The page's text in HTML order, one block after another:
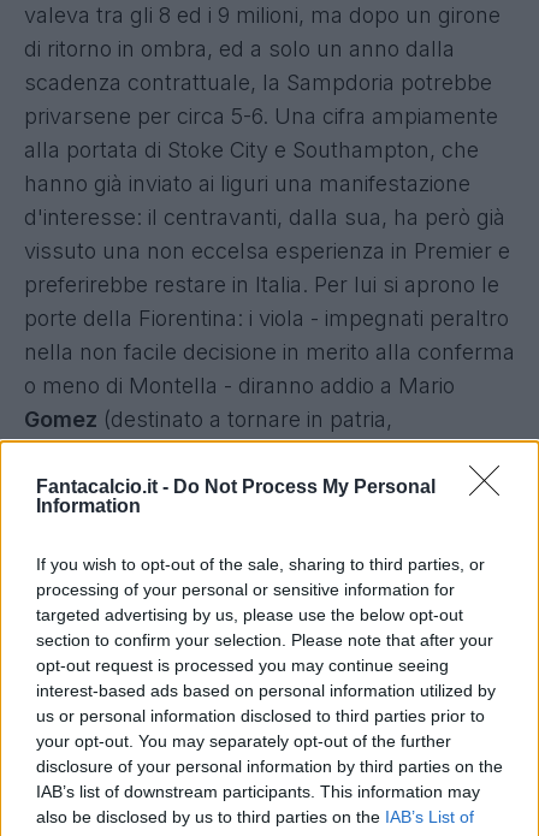
Fantacalcio.it - Do Not Process My Personal
Information
If you wish to opt-out of the sale, sharing to third parties, or
processing of your personal or sensitive information for
targeted advertising by us, please use the below opt-out
section to confirm your selection. Please note that after your
opt-out request is processed you may continue seeing
interest-based ads based on personal information utilized by
us or personal information disclosed to third parties prior to
your opt-out. You may separately opt-out of the further
disclosure of your personal information by third parties on the
IAB’s list of downstream participants. This information may
also be disclosed by us to third parties on the IAB’s List of
valeva tra gli 8 ed i 9 milioni, ma dopo un girone
di ritorno in ombra, ed a solo un anno dalla
scadenza contrattuale, la Sampdoria potrebbe
privarsene per circa 5-6. Una cifra ampiamente
alla portata di Stoke City e Southampton, che
hanno già inviato ai liguri una manifestazione
d'interesse: il centravanti, dalla sua, ha però già
vissuto una non eccelsa esperienza in Premier e
preferirebbe restare in Italia. Per lui si aprono le
porte della Fiorentina: i viola - impegnati peraltro
nella non facile decisione in merito alla conferma
o meno di Montella - diranno addio a Mario
Gomez (destinato a tornare in patria,
USA) e cercano un'alternativa di peso, in avanti.
Vagliate anche le piste Immobile e Paloschi:
Okaka, però, sembra l'uomo ideale da affiancare
aBernardeschi, Rossi e Babacar, che
sembrano quasi certi di restare. Buone
possibilità anche per Gilardino, che potrebbe
alternarsi con lo stesso Okaka come punto di
riferimento in attacco.
Tornando alla Samp, saluta ancheAcquah:
niente riscatto dall'Hoffenheim, e ritorno in